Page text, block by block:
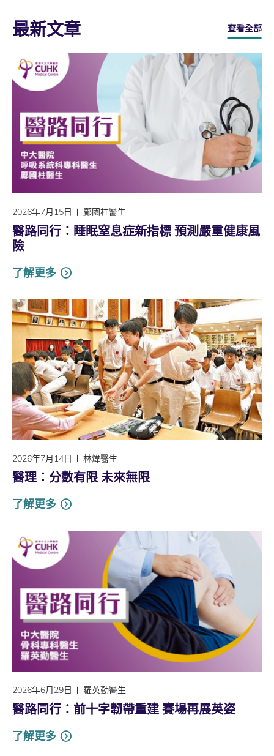
最新文章 查看全部
2026年7月15日 鄺國柱醫生
醫路同行：睡眠窒息症新指標 預測嚴重健康風
險
了解更多
2026年7月14日 林煒醫生
醫理︰分數有限 未來無限
了解更多
2026年6月29日 羅英勤醫生
醫路同行：前十字韌帶重建 賽場再展英姿
了解更多